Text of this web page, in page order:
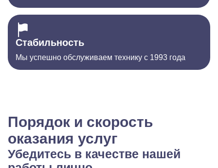
Стабильность
Мы успешно обслуживаем технику с 1993 года
Порядок и скорость
оказания услуг
Убедитесь в качестве нашей